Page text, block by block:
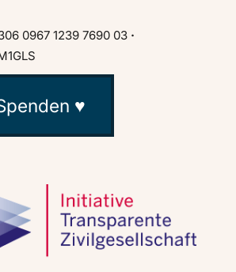
0967 1239 7690 03 ·
♥